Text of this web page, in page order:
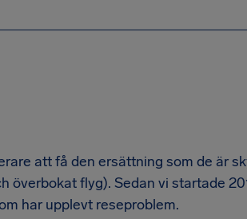
att få den ersättning som de är
överbokat flyg). Sedan vi startade
har upplevt reseproblem.